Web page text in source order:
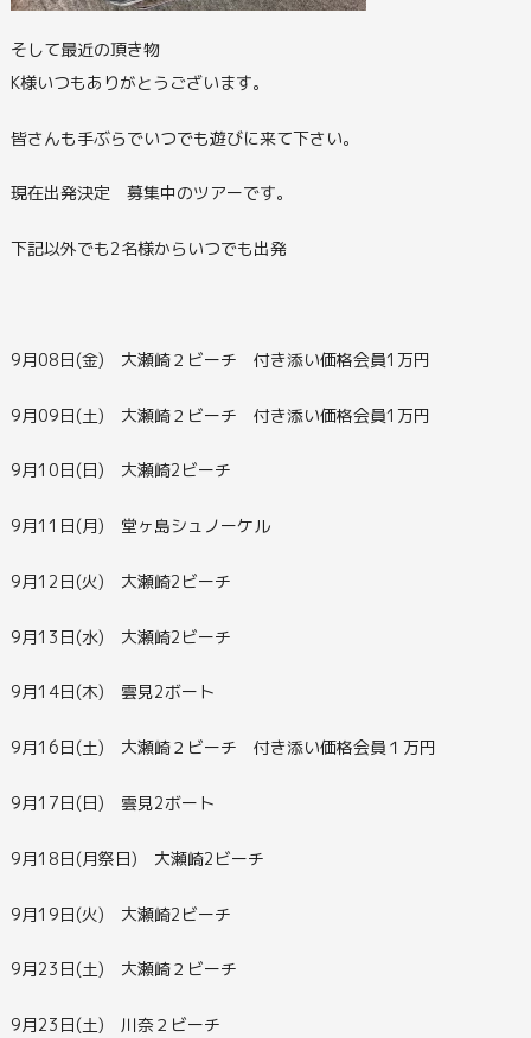
そして最近の頂き物
K様いつもありがとうございます。
皆さんも手ぶらでいつでも遊びに来て下さい。
現在出発決定 募集中のツアーです。
下記以外でも2名様からいつでも出発
9月08日(金) 大瀬崎２ビーチ 付き添い価格会員1万円
9月09日(土) 大瀬崎２ビーチ 付き添い価格会員1万円
9月10日(日) 大瀬崎2ビーチ
9月11日(月) 堂ヶ島シュノーケル
9月12日(火) 大瀬崎2ビーチ
9月13日(水) 大瀬崎2ビーチ
9月14日(木) 雲見2ボート
9月16日(土) 大瀬崎２ビーチ 付き添い価格会員１万円
9月17日(日) 雲見2ボート
9月18日(月祭日) 大瀬崎2ビーチ
9月19日(火) 大瀬崎2ビーチ
9月23日(土) 大瀬崎２ビーチ
9月23日(土) 川奈２ビーチ